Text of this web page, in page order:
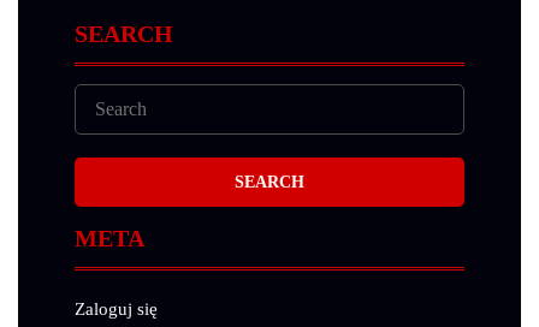
SEARCH
META
Zaloguj się